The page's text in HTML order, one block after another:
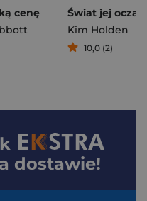
cenę
Świat jej
Kim Holden
10,0 (2)
dostawie!